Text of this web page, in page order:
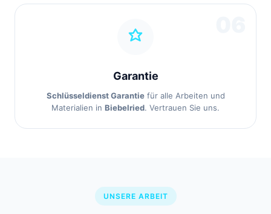
Garantie
Schlüsseldienst Garantiefür alle Arbeiten und
Materialien in Biebelried. Vertrauen Sie uns.
UNSERE ARBEIT